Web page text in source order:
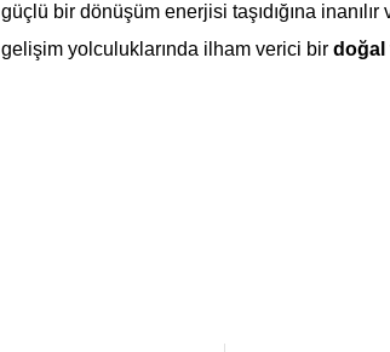
güçlü bir dönüşüm enerjisi taşıdığına
gelişim yolculuklarında ilham verici bir doğal